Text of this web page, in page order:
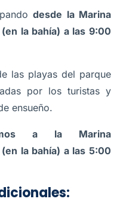
desde la Marina
la bahía) a las 9:00
las playas del parque
por los turistas y
ensueño.
a la Marina
la bahía) a las 5:00